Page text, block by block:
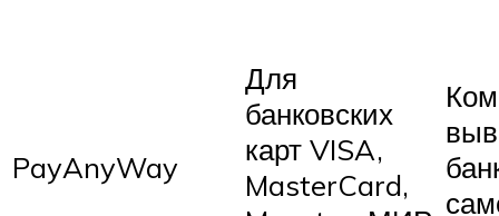
PayAnyWay
Для
банковских
карт VISA,
MasterCard,